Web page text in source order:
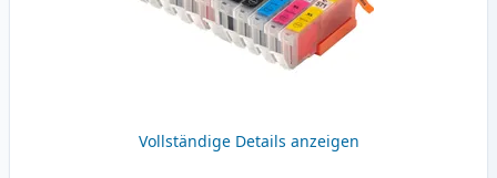
Vollständige Details anzeigen